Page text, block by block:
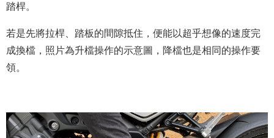
踏桿。
若是先將拉桿、踏板的間隙抵住，便能以超乎想像的速度完
成換檔，照片為升檔操作的示意圖，降檔也是相同的操作要
領。